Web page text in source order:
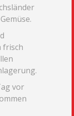
frisch
vor